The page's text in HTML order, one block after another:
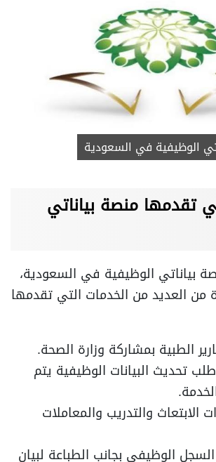
الوظيفية في السعودية
تقدمها منصة بياناتي
بياناتي الوظيفية في السعودية،
من العديد من الخدمات التي تقدمها
الطبية بمشاركة وزارة الصحة.
تحديث البيانات الوظيفية يتم
الابتعاث والتدريب والمعاملات
الوظيفي بجانب الطباعة لبيان